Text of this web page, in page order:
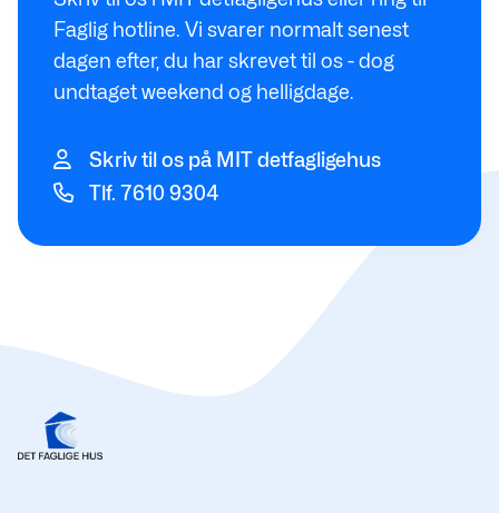
Faglig hotline. Vi svarer normalt senest
dagen efter, du har skrevet til os - dog
undtaget weekend og helligdage.
Skriv til os på MIT detfagligehus
Tlf. 7610 9304